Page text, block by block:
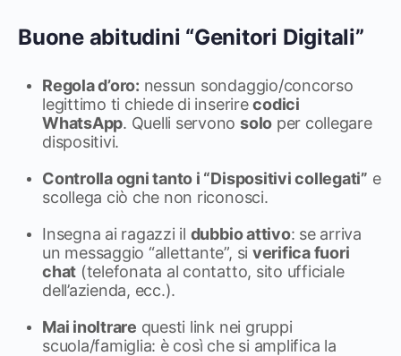
Buone abitudini “Genitori Digitali”
Regola d’oro: nessun sondaggio/concorso
legittimo ti chiede di inserirecodici
WhatsApp. Quelli servonosolo per collegare
dispositivi.
Controlla ogni tanto i “Dispositivi collegati” e
scollega ciò che non riconosci.
Insegna ai ragazzi il dubbio attivo: se arriva
un messaggio “allettante”, si verifica fuori
chat (telefonata al contatto, sito ufficiale
dell’azienda, ecc.).
Mai inoltrare questi link nei gruppi
scuola/famiglia: è così che si amplifica la